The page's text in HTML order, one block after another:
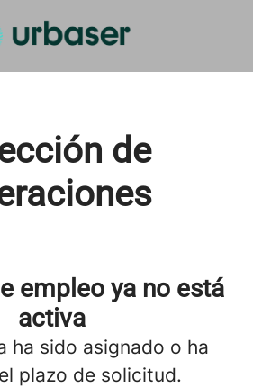
de
empleo ya no está
activa
ha sido asignado o ha
plazo de solicitud.